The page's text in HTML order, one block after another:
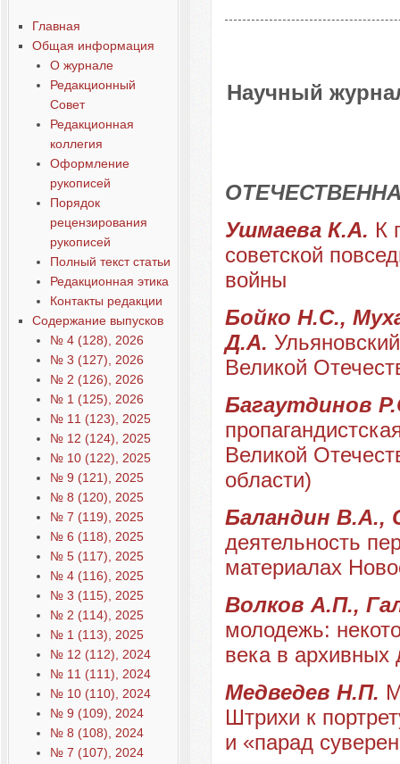
Главная
Общая информация
О журнале
Редакционный
Совет
Редакционная
коллегия
Оформление
рукописей
Порядок
рецензирования
рукописей
Полный текст статьи
Редакционная этика
Контакты редакции
Содержание выпусков
№ 4 (128), 2026
№ 3 (127), 2026
№ 2 (126), 2026
№ 1 (125), 2026
№ 11 (123), 2025
№ 12 (124), 2025
№ 10 (122), 2025
№ 9 (121), 2025
№ 8 (120), 2025
№ 7 (119), 2025
№ 6 (118), 2025
№ 5 (117), 2025
№ 4 (116), 2025
№ 3 (115), 2025
№ 2 (114), 2025
№ 1 (113), 2025
№ 12 (112), 2024
№ 11 (111), 2024
№ 10 (110), 2024
№ 9 (109), 2024
№ 8 (108), 2024
№ 7 (107), 2024
Научный
Ушмаева К.А. К
советской
войны
Бойко Н.С.,
Д.А.
Великой
Багаутдинов
Великой
области)
Баландин
деятельность
материалах
Волков А.П.,
молодежь:
века в архивных
Медведев Н.П.
Штрихи к
и «парад